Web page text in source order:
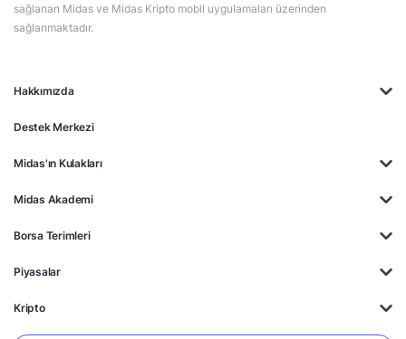
Hakkımızda
Destek Merkezi
Midas'ın Kulakları
Midas Akademi
Borsa Terimleri
Piyasalar
Kripto
sağlanan Midas ve Midas Kripto mobil uygulamaları üzerinden
sağlanmaktadır.